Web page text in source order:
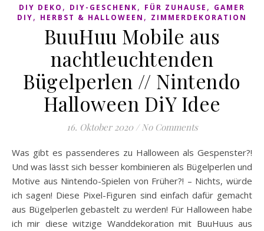
DIY DEKO , DIY-GESCHENK, FÜR ZUHAUSE , GAMER
DIY, HERBST & HALLOWEEN , ZIMMERDEKORATION
BuuHuu Mobile aus
nachtleuchtenden
Bügelperlen // Nintendo
Halloween DiY Idee
16. Oktober 2020 / No Comments
Was gibt es passenderes zu Halloween als Gespenster?!
Und was lässt sich besser kombinieren als Bügelperlen und
Motive aus Nintendo-Spielen von Früher?! – Nichts, würde
ich sagen! Diese Pixel-Figuren sind einfach dafür gemacht
aus Bügelperlen gebastelt zu werden! Für Halloween habe
ich mir diese witzige Wanddekoration mit BuuHuus aus